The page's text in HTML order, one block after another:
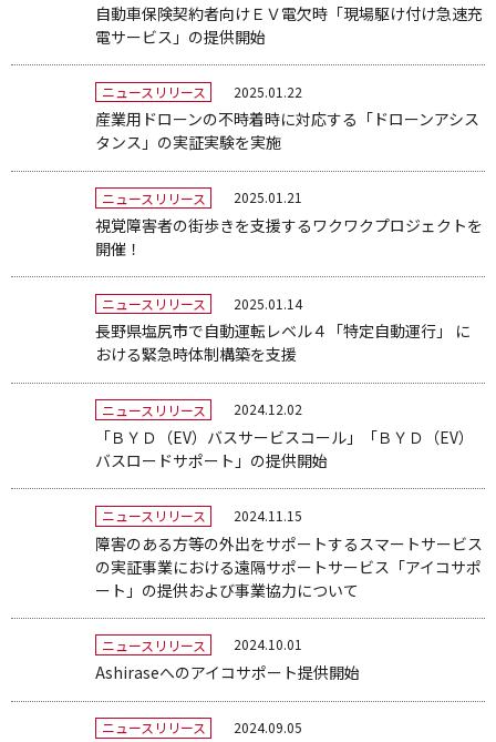
自動車保険契約者向けＥＶ電欠時「現場駆け付け急速充
電サービス」の提供開始
2025.01.22
ニュースリリース
産業用ドローンの不時着時に対応する「ドローンアシス
タンス」の実証実験を実施
2025.01.21
ニュースリリース
視覚障害者の街歩きを支援するワクワクプロジェクトを
開催！
2025.01.14
ニュースリリース
長野県塩尻市で自動運転レベル４「特定自動運行」 に
おける緊急時体制構築を支援
2024.12.02
ニュースリリース
「ＢＹＤ（EV）バスサービスコール」「ＢＹＤ（EV）
バスロードサポート」の提供開始
2024.11.15
ニュースリリース
障害のある方等の外出をサポートするスマートサービス
の実証事業における遠隔サポートサービス「アイコサポ
ート」の提供および事業協力について
2024.10.01
ニュースリリース
Ashiraseへのアイコサポート提供開始
2024.09.05
ニュースリリース